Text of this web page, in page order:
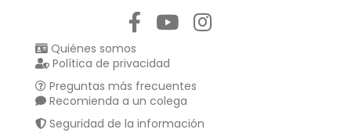
Quiénes somos
Política de privacidad
Preguntas más frecuentes
Recomienda a un colega
Seguridad de la información